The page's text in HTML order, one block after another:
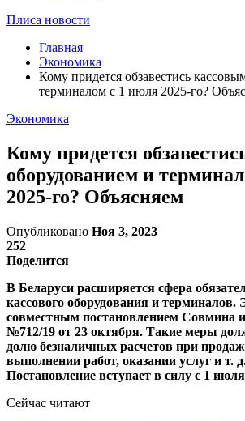
Плиса новости
Главная
Экономика
Кому придется обзавестись
терминалом с 1 июля 2025-го?
Экономика
Кому придется
оборудованием и
2025-го? Объясняем
Опубликовано Ноя 3, 2023
252
Поделится
В Беларуси расширяется сфера
кассового оборудования и терминалов.
совместным постановлением Совмина
№712/19 от 23 октября. Такие меры
долю безналичных расчетов при
выполнении работ, оказании услуг и
Постановление вступает в силу с 1
Сейчас читают